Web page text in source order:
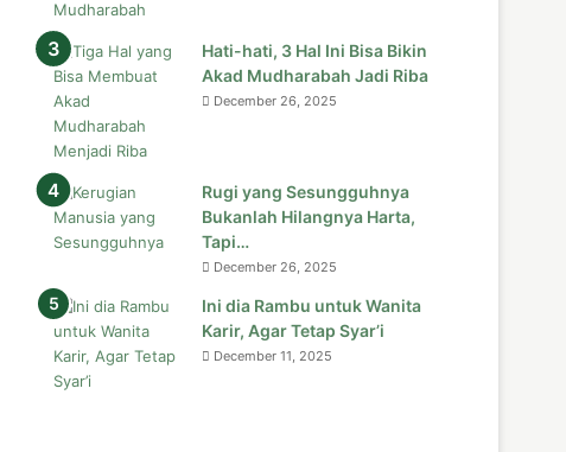
Hati-hati, 3 Hal Ini Bisa Bikin
Akad Mudharabah Jadi Riba
December 26, 2025
Rugi yang Sesungguhnya
Bukanlah Hilangnya Harta,
Tapi…
December 26, 2025
Ini dia Rambu untuk Wanita
Karir, Agar Tetap Syar’i
December 11, 2025